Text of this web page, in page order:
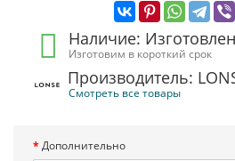
Наличие:
Изготовим в короткий срок
Производитель:
Смотреть все товары
Дополнительно